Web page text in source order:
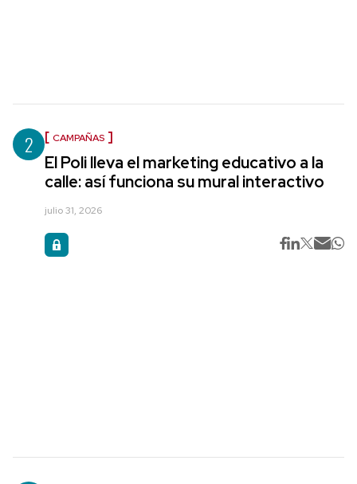
2 CAMPAÑAS
El Poli lleva el marketing educativo a la
calle: así funciona su mural interactivo
julio 31, 2026